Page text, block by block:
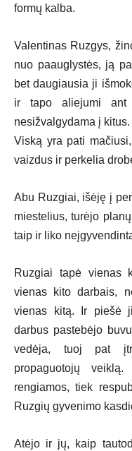
formų kalba.
Valentinas Ruzgys,
nuo paauglystės, ją
bet daugiausia ji
ir tapo aliejumi ant
nesižvalgydama į
Viską yra pati
vaizdus ir perkelia
Abu Ruzgiai, išėję į
miestelius, turėjo
taip ir liko
Ruzgiai tapė vienas
vienas kito darbais,
vienas kitą. Ir piešė
darbus pastebėjo
vedėja, tuoj pat
propaguotojų
rengiamos, tiek
Ruzgių gyvenimo
Atėjo ir jų, kaip